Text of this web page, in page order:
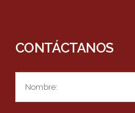
CONTÁCTANOS